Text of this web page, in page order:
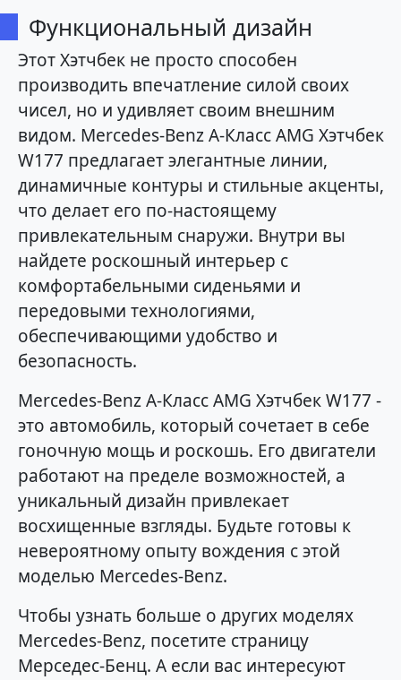
Функциональный дизайн
Этот Хэтчбек не просто способен
производить впечатление силой своих
чисел, но и удивляет своим внешним
видом. Mercedes-Benz A-Класс AMG Хэтчбек
W177 предлагает элегантные линии,
динамичные контуры и стильные акценты,
что делает его по-настоящему
привлекательным снаружи. Внутри вы
найдете роскошный интерьер с
комфортабельными сиденьями и
передовыми технологиями,
обеспечивающими удобство и
безопасность.
Mercedes-Benz A-Класс AMG Хэтчбек W177 -
это автомобиль, который сочетает в себе
гоночную мощь и роскошь. Его двигатели
работают на пределе возможностей, а
уникальный дизайн привлекает
восхищенные взгляды. Будьте готовы к
невероятному опыту вождения с этой
моделью Mercedes-Benz.
Чтобы узнать больше о других моделях
Mercedes-Benz, посетите страницу
Мерседес-Бенц. А если вас интересуют